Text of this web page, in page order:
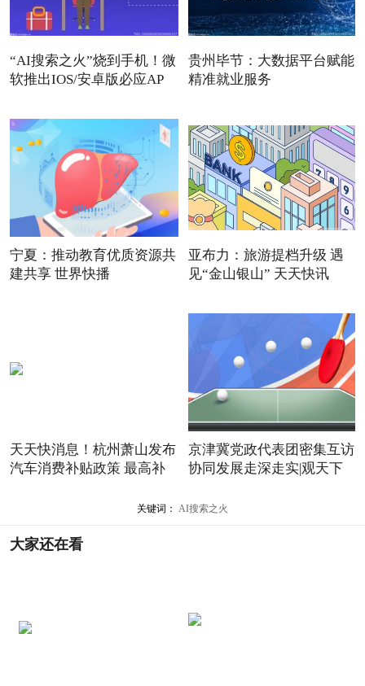
“AI搜索之火”烧到手机！微
软推出IOS/安卓版必应AP
贵州毕节：大数据平台赋能
精准就业服务
宁夏：推动教育优质资源共
建共享 世界快播
亚布力：旅游提档升级 遇
见“金山银山” 天天快讯
天天快消息！杭州萧山发布
汽车消费补贴政策 最高补
京津冀党政代表团密集互访
协同发展走深走实|观天下
关键词： AI搜索之火
大家还在看